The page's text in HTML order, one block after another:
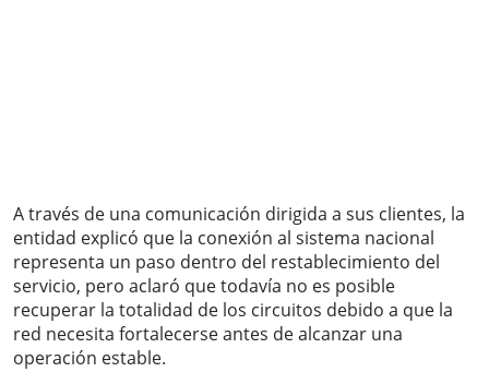
A través de una comunicación dirigida a sus clientes, la
entidad explicó que la conexión al sistema nacional
representa un paso dentro del restablecimiento del
servicio, pero aclaró que todavía no es posible
recuperar la totalidad de los circuitos debido a que la
red necesita fortalecerse antes de alcanzar una
operación estable.